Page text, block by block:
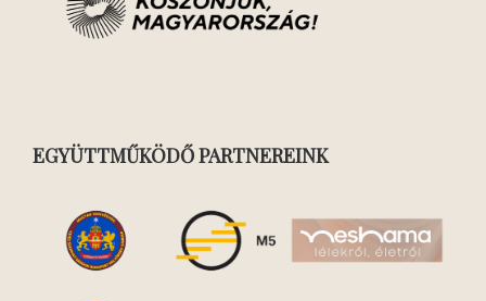
EGYÜTTMŰKÖDŐ PARTNEREINK